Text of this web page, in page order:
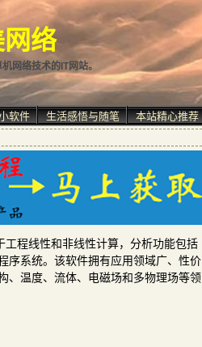
络
网络技术的IT网站。
软件 生活感悟与随笔 本站精心推荐
程线性和非线性计算，分析功能包括
序系统。该软件拥有应用领域广、性价
、温度、流体、电磁场和多物理场等领